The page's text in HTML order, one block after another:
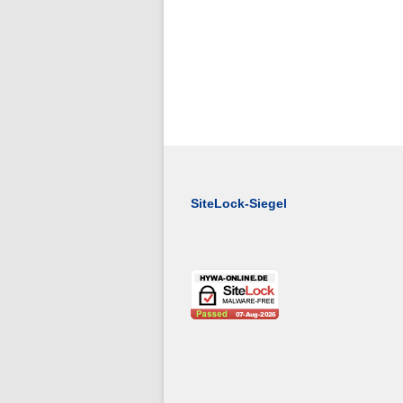
SiteLock-Siegel